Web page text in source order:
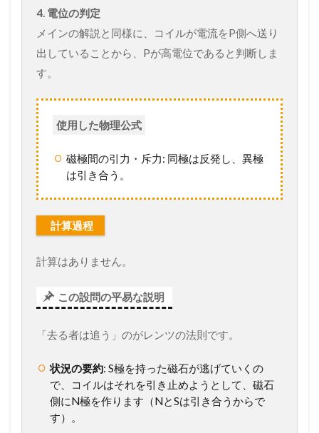
4. 電位の判定
メインの解説と同様に、コイルが電流をP側へ送り
出していることから、Pが高電位であると判断しま
す。
使用した物理公式
磁極間の引力・斥力: 同極は反発し、異極
は引き合う。
計算過程
計算はありません。
この設問の平易な説明
「去る者は追う」のがレンツの法則です。
状況の要約: S極を持った磁石が逃げていくの
で、コイルはそれを引き止めようとして、磁石
側にN極を作ります（NとSは引き合うからで
す）。